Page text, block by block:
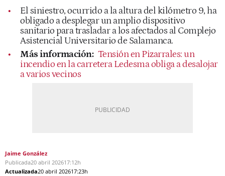
El siniestro, ocurrido a la altura del kilómetro 9, ha
obligado a desplegar un amplio dispositivo
sanitario para trasladar a los afectados al Complejo
Asistencial Universitario de Salamanca.
Más información: Tensión en Pizarrales: un
incendio en la carretera Ledesma obliga a desalojar
a varios vecinos
Jaime González
Publicada20 abril 202617:12h
Actualizada20 abril 202617:23h